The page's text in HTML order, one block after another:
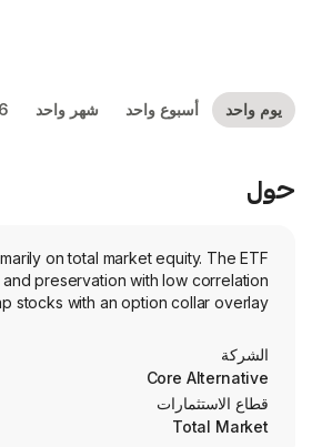
يوم واحد أسبوع واحد شهر واحد 6 أشهر
حول
on total market equity. The ETF
preservation with low correlation
stocks with an option collar overlay.
الشركة
Core Alternative
قطاع الاستثمارات
Total Market